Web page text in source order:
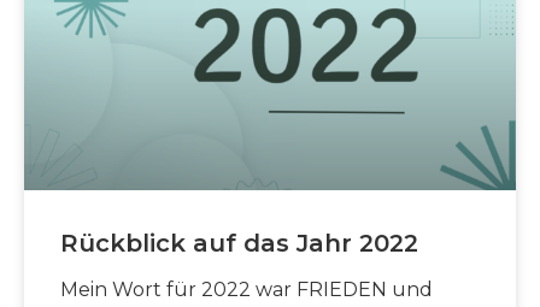
Rückblick auf das Jahr 2022
Mein Wort für 2022 war FRIEDEN und